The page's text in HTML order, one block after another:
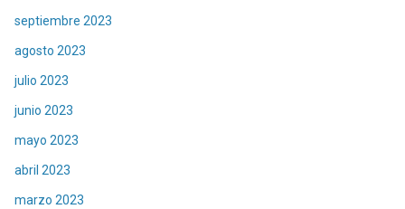
septiembre 2023
agosto 2023
julio 2023
junio 2023
mayo 2023
abril 2023
marzo 2023